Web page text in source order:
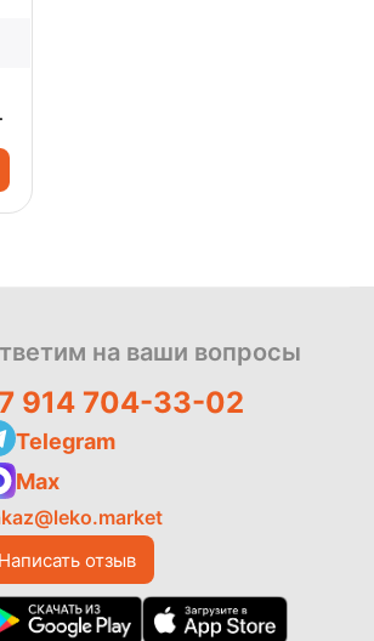
на ваши вопросы
914 704-33-02
Telegram
Max
Написать отзыв